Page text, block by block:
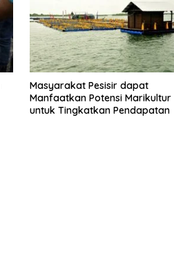
Masyarakat Pesisir dapat
Manfaatkan Potensi Marikultur
untuk Tingkatkan Pendapatan